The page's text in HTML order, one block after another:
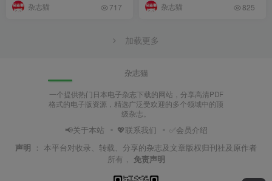
杂志猫 717 杂志猫 825
加载更多
杂志猫
一个提供热门日本电子杂志下载的网站，分享高清PDF
格式的电子版资源，精选广泛受欢迎的多个领域中的顶
级杂志。
📢关于本站 💖联系我们
✅会员介绍
声明 ： 本平台对收录、转载、分享的杂志及文章版权归刊社及原作者
所有， 免责声明